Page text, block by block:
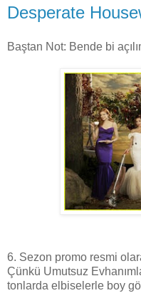
Desperate
Baştan Not: Bende bi
6. Sezon promo resmi
Çünkü Umutsuz
tonlarda elbiselerle boy